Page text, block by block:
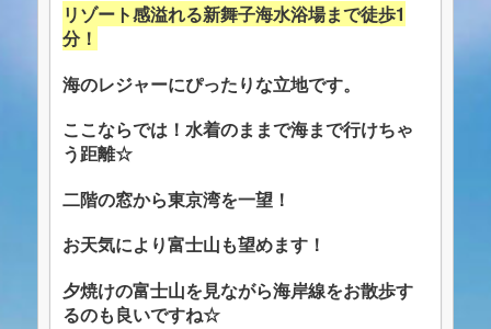
リゾート感溢れる新舞子海水浴場まで徒歩1
分！
海のレジャーにぴったりな立地です。
ここならでは！水着のままで海まで行けちゃ
う距離☆
二階の窓から東京湾を一望！
お天気により富士山も望めます！
夕焼けの富士山を見ながら海岸線をお散歩す
るのも良いですね☆